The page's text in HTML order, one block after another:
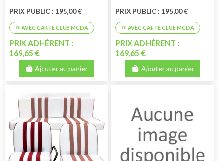
PRIX PUBLIC : 195,00 €
PRIX ADHÉRENT :
169,65 €
Ajouter au panier
PRIX PUBLIC : 195,00 €
PRIX ADHÉRENT :
169,65 €
Ajouter au panier